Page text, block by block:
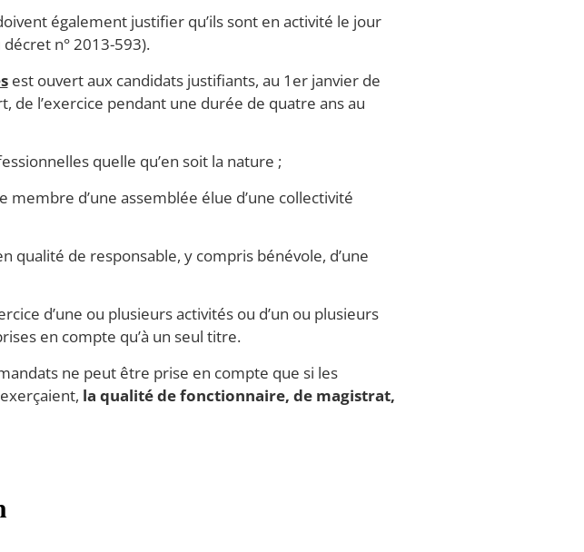
également justifier qu’ils sont en activité le jour
n° 2013-593).
est ouvert aux candidats justifiants, au 1er janvier de
de l’exercice pendant une durée de quatre ans au
quelle qu’en soit la nature ;
membre d’une assemblée élue d’une collectivité
qualité de responsable, y compris bénévole, d’une
d’une ou plusieurs activités ou d’un ou plusieurs
en compte qu’à un seul titre.
ne peut être prise en compte que si les
la qualité de fonctionnaire, de magistrat,